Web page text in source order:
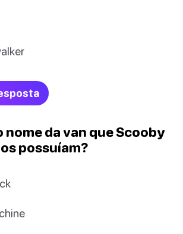
nome da van que Scooby
possuíam?